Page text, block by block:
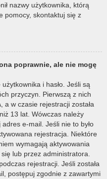
nazwy użytkownika, którą
pomocy, skontaktuj się z
poprawnie, ale nie mogę
i hasło. Jeśli są
przyczyn. Pierwszą z nich
a w czasie rejestracji została
13 lat. Wówczas należy
e-mail. Jeśli nie to było
rejestracja. Niektóre
wymagają aktywowania
lub przez administratora.
rejestracji. Jeśli została
postępuj zgodnie z zawartymi